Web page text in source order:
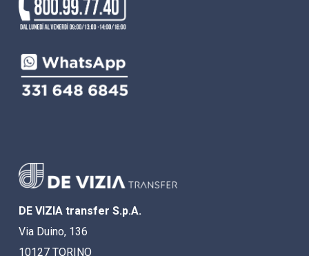
DE VIZIA transfer S.p.A.
Via Duino, 136
10127 TORINO